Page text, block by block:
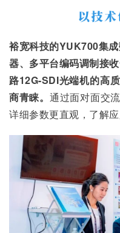
裕宽科技的YUK700集
器、多平台编码调制接
路12G-SDI光端机的高
商青睐。 通过面对面交
详细参数更直观，了解应